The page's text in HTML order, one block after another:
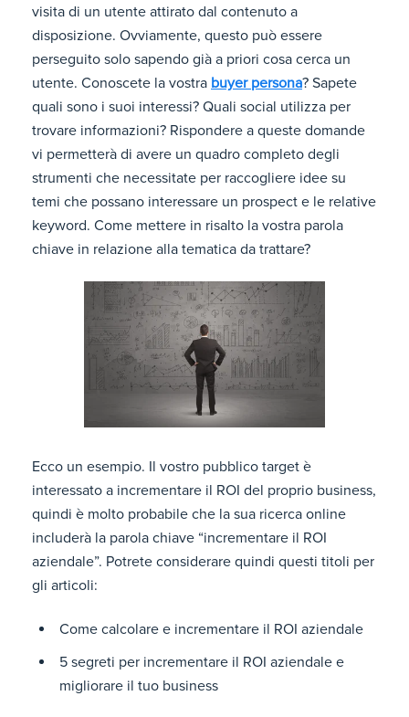
visita di un utente attirato dal contenuto a
disposizione. Ovviamente, questo può essere
perseguito solo sapendo già a priori cosa cerca un
utente. Conoscete la vostra buyer persona? Sapete
quali sono i suoi interessi? Quali social utilizza per
trovare informazioni? Rispondere a queste domande
vi permetterà di avere un quadro completo degli
strumenti che necessitate per raccogliere idee su
temi che possano interessare un prospect e le relative
keyword. Come mettere in risalto la vostra parola
chiave in relazione alla tematica da trattare?
Ecco un esempio. Il vostro pubblico target è
interessato a incrementare il ROI del proprio business,
quindi è molto probabile che la sua ricerca online
includerà la parola chiave “incrementare il ROI
aziendale”. Potrete considerare quindi questi titoli per
gli articoli:
Come calcolare e incrementare il ROI aziendale
5 segreti per incrementare il ROI aziendale e
migliorare il tuo business